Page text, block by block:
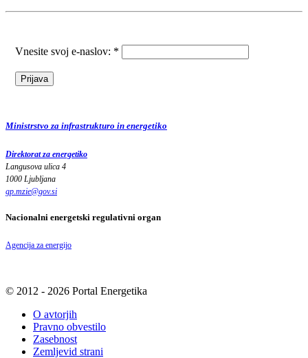
Vnesite svoj e-naslov: *
Ministrstvo za infrastrukturo in energetiko
Direktorat za energetiko
Langusova ulica 4
1000 Ljubljana
gp.mzie@gov.si
Nacionalni energetski regulativni organ
Agencija za energijo
© 2012 - 2026 Portal Energetika
O avtorjih
Pravno obvestilo
Zasebnost
Zemljevid strani